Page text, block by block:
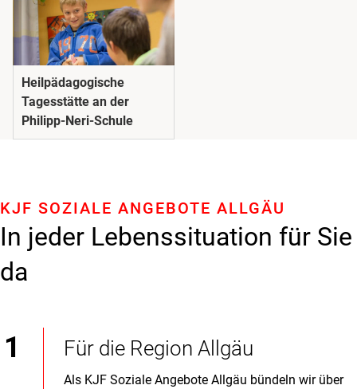
Heilpädagogische
Tagesstätte an der
Philipp-Neri-Schule
In jeder Lebenssituation für Sie
da
KJF SOZIALE ANGEBOTE ALLGÄU
Für die Region Allgäu
Als KJF Soziale Angebote Allgäu bündeln wir über